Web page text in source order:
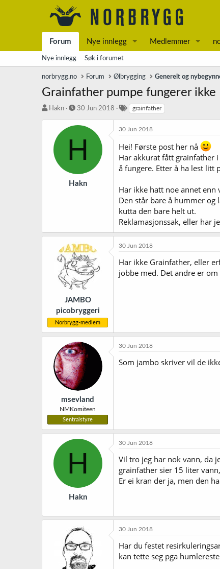
Forum Nye innlegg Medlemmer
Nye innlegg Søk i forumet
norbrygg.no Forum Ølbrygging Generelt og
Grainfather pumpe fungerer ikke
THakn
S
a
o
30 Jun 2018
i
k
r
d
grainfather
H
Hakn
30 Jun 2018
Hei! Første post her nå
Har akkurat fått grainfather
å fungere. Etter å ha lest litt
Har ikke hatt noe annet
Den står bare å hummer
kutta den bare helt ut.
Reklamasjonssak, eller har
JAMBO
picobryggeri
Norbrygg-medlem
30 Jun 2018
Har ikke Grainfather, eller
jobbe med. Det andre er
msevland
NMKomiteen
Sentralstyre
30 Jun 2018
Som jambo skriver vil de
H
Hakn
30 Jun 2018
Vil tro jeg har nok vann, da
grainfather sier 15 liter
Er ei kran der ja, men den
30 Jun 2018
Har du festet
kan tette seg pga